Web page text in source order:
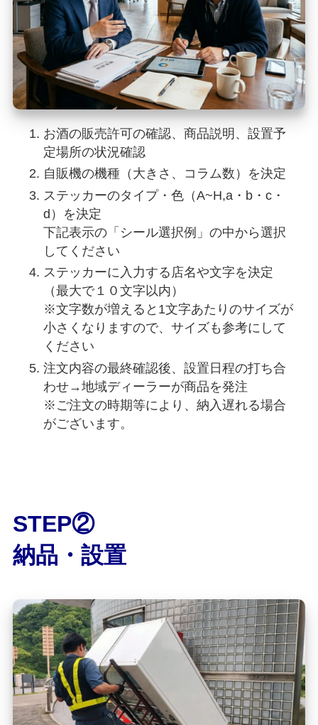
お酒の販売許可の確認、商品説明、設置予
定場所の状況確認
自販機の機種（大きさ、コラム数）を決定
ステッカーのタイプ・色（A~H,a・b・c・
d）を決定
下記表示の「シール選択例」の中から選択
してください
ステッカーに入力する店名や文字を決定
（最大で１０文字以内）
※文字数が増えると1文字あたりのサイズが
小さくなりますので、サイズも参考にして
ください
注文内容の最終確認後、設置日程の打ち合
わせ→地域ディーラーが商品を発注
※ご注文の時期等により、納入遅れる場合
がございます。
STEP②
納品・設置